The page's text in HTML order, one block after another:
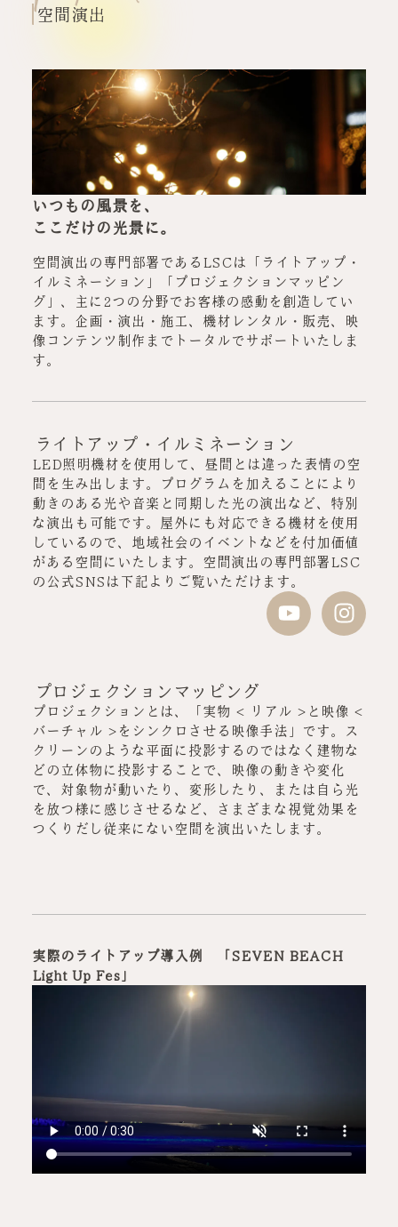
空間演出
いつもの風景を、
ここだけの光景に。
空間演出の専門部署であるLSCは「ライトアップ・
イルミネーション」「プロジェクションマッピン
グ」、主に2つの分野でお客様の感動を創造してい
ます。企画・演出・施工、機材レンタル・販売、映
像コンテンツ制作までトータルでサポートいたしま
す。
プロジェクションマッピング
プロジェクションとは、「実物 < リアル >と映像 <
バーチャル >をシンクロさせる映像手法」です。ス
クリーンのような平面に投影するのではなく建物な
どの立体物に投影することで、映像の動きや変化
で、対象物が動いたり、変形したり、または自ら光
を放つ様に感じさせるなど、さまざまな視覚効果を
つくりだし従来にない空間を演出いたします。
ライトアップ・イルミネーション
LED照明機材を使用して、昼間とは違った表情の空
間を生み出します。プログラムを加えることにより
動きのある光や音楽と同期した光の演出など、特別
な演出も可能です。屋外にも対応できる機材を使用
しているので、地域社会のイベントなどを付加価値
がある空間にいたします。空間演出の専門部署LSC
の公式SNSは下記よりご覧いただけます。
実際のライトアップ導入例 「SEVEN BEACH
Light Up Fes」